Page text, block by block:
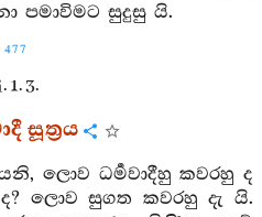
පමාවිමට සුදුසු යි.
477
1. 3.
සූත්‍රය
ලොව ධර්‍මවාදීහු කවරහු ද
ලොව සුගත කවරහු දැ යි.